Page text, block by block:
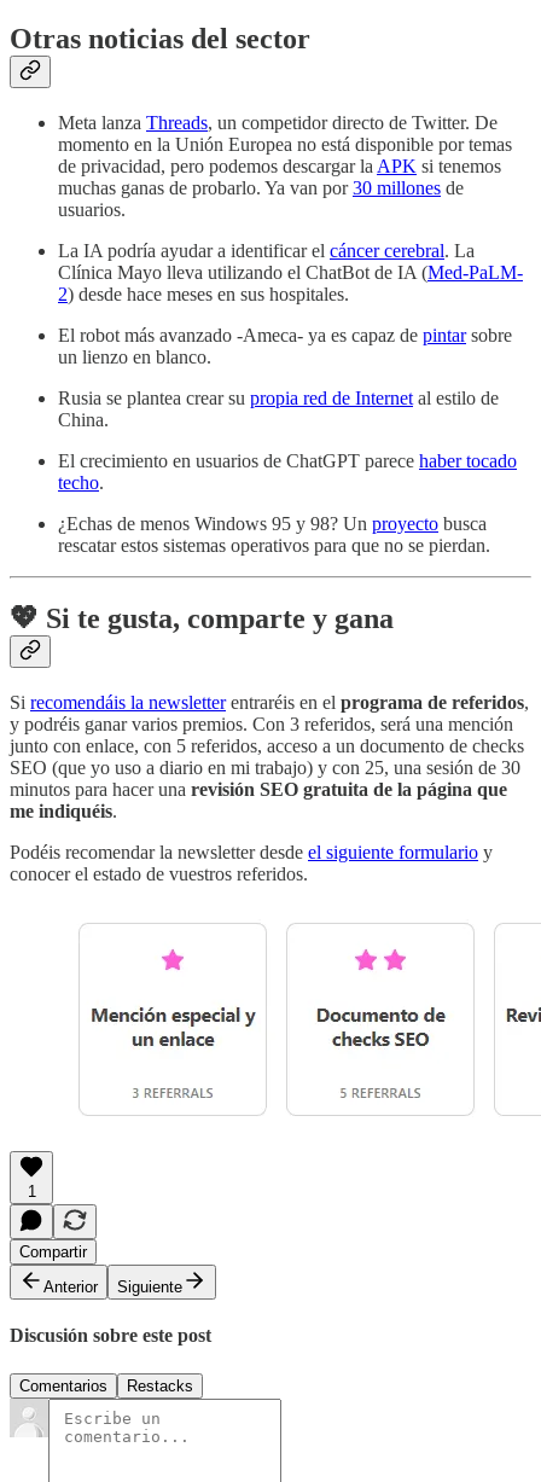
Otras noticias del sector
Meta lanza Threads, un competidor directo de Twitter. De
momento en la Unión Europea no está disponible por temas
de privacidad, pero podemos descargar la APK si tenemos
muchas ganas de probarlo. Ya van por30 millones de
usuarios.
La IA podría ayudar a identificar el cáncer cerebral. La
Clínica Mayo lleva utilizando el ChatBot de IA (Med-PaLM-
2) desde hace meses en sus hospitales.
El robot más avanzado -Ameca- ya es capaz de pintarsobre
un lienzo en blanco.
Rusia se plantea crear su propia red de Internet al estilo de
China.
El crecimiento en usuarios de ChatGPT parece haber tocado
techo.
¿Echas de menos Windows 95 y 98? Un proyecto busca
rescatar estos sistemas operativos para que no se pierdan.
💖 Si te gusta, comparte y gana
Si recomendáis la newsletterentraréis en el programa de referidos,
y podréis ganar varios premios. Con 3 referidos, será una mención
junto con enlace, con 5 referidos, acceso a un documento de checks
SEO (que yo uso a diario en mi trabajo) y con 25, una sesión de 30
minutos para hacer una revisión SEO gratuita de la página que
me indiquéis.
Podéis recomendar la newsletter desde el siguiente formulario y
conocer el estado de vuestros referidos.
1
Compartir
Anterior
Siguiente
Discusión sobre este post
Comentarios Restacks